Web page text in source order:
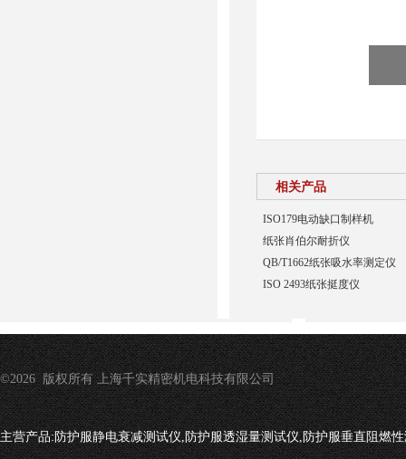
相关产品
ISO179电动缺口制样机
纸张肖伯尔耐折仪
QB/T1662纸张吸水率测定仪
ISO 2493纸张挺度仪
©2026 版权所有 上海千实精密机电科技有限公司
主营产品:防护服静电衰减测试仪,防护服透湿量测试仪,防护服垂直阻燃